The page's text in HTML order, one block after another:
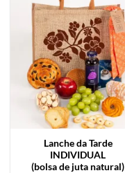
Lanche da Tarde
INDIVIDUAL
(bolsa de juta natural)